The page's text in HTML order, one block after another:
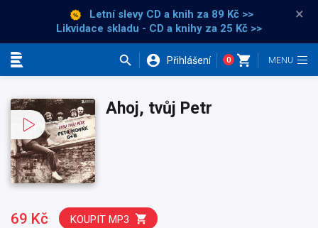
Letní slevy CD a knih za 89 Kč >>
Likvidace skladu - CD a knihy za 25 Kč >>
×
Přihlášení 0
Ahoj, tvůj Petr
69 Kč KOUPIT MP3